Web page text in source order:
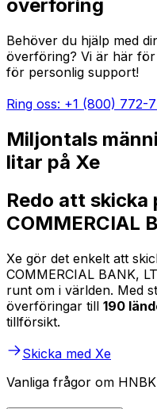
överföring
Behöver du hjälp med
överföring? Vi är här
för personlig support!
Ring oss: +1 (800) 772-
Miljontals
litar på Xe
Redo att skicka
COMMERCIAL
Xe gör det enkelt att
COMMERCIAL BANK,
runt om i världen. Med
överföringar till 190
tillförsikt.
Skicka med Xe
Vanliga frågor om